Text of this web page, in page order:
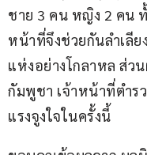
ชาย 3 คน หญิง 2 คน
หน้าที่จึงช่วยกันลำเลี
แห่งอย่างโกลาหล ส่ว
กัมพูชา เจ้าหน้าที่ตำร
แรงจูงใจในครั้งนี้